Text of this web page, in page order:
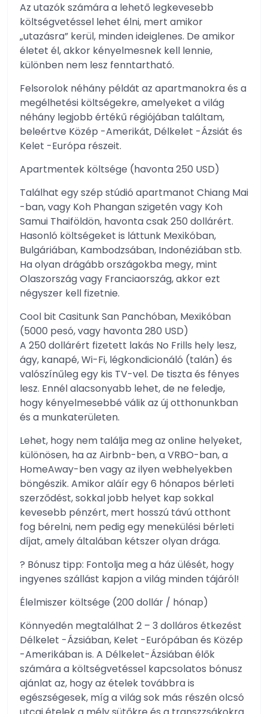
Az utazók számára a lehető legkevesebb
költségvetéssel lehet élni, mert amikor
„utazásra” kerül, minden ideiglenes. De amikor
életet él, akkor kényelmesnek kell lennie,
különben nem lesz fenntartható.
Felsorolok néhány példát az apartmanokra és a
megélhetési költségekre, amelyeket a világ
néhány legjobb értékű régiójában találtam,
beleértve Közép -Amerikát, Délkelet -Ázsiát és
Kelet -Európa részeit.
Apartmentek költsége (havonta 250 USD)
Találhat egy szép stúdió apartmanot Chiang Mai
-ban, vagy Koh Phangan szigetén vagy Koh
Samui Thaiföldön, havonta csak 250 dollárért.
Hasonló költségeket is láttunk Mexikóban,
Bulgáriában, Kambodzsában, Indonéziában stb.
Ha olyan drágább országokba megy, mint
Olaszország vagy Franciaország, akkor ezt
négyszer kell fizetnie.
Cool bit Casitunk San Panchóban, Mexikóban
(5000 pesó, vagy havonta 280 USD)
A 250 dollárért fizetett lakás No Frills hely lesz,
ágy, kanapé, Wi-Fi, légkondicionáló (talán) és
valószínűleg egy kis TV-vel. De tiszta és fényes
lesz. Ennél alacsonyabb lehet, de ne feledje,
hogy kényelmesebbé válik az új otthonunkban
és a munkaterületen.
Lehet, hogy nem találja meg az online helyeket,
különösen, ha az Airbnb-ben, a VRBO-ban, a
HomeAway-ben vagy az ilyen webhelyekben
böngészik. Amikor aláír egy 6 hónapos bérleti
szerződést, sokkal jobb helyet kap sokkal
kevesebb pénzért, mert hosszú távú otthont
fog bérelni, nem pedig egy menekülési bérleti
díjat, amely általában kétszer olyan drága.
? Bónusz tipp: Fontolja meg a ház ülését, hogy
ingyenes szállást kapjon a világ minden tájáról!
Élelmiszer költsége (200 dollár / hónap)
Könnyedén megtalálhat 2 – 3 dolláros étkezést
Délkelet -Ázsiában, Kelet -Európában és Közép
-Amerikában is. A Délkelet-Ázsiában élők
számára a költségvetéssel kapcsolatos bónusz
ajánlat az, hogy az ételek továbbra is
egészségesek, míg a világ sok más részén olcsó